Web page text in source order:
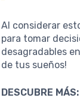
Al considerar
para tomar
desagradables
de tus sueños!
DESCUBRE MÁS: